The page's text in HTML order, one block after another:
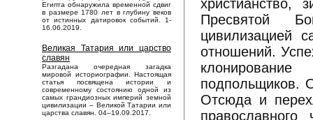
Египта обнаружила временной сдвиг
в размере 1780 лет в глубину веков
от истинных датировок событий. 1-
16.06.2019.
Великая Татария или царство
славян
Разгадана очередная загадка
мировой историографии. Настоящая
статья посвящена истории и
современному состоянию одной из
самых грандиозных империй земной
цивилизации – Великой Татарии или
царства славян. 04–19.09.2017.
христианство,
Пресвятой
цивилизацией
отношений.
подпольщиков.
Отсюда и